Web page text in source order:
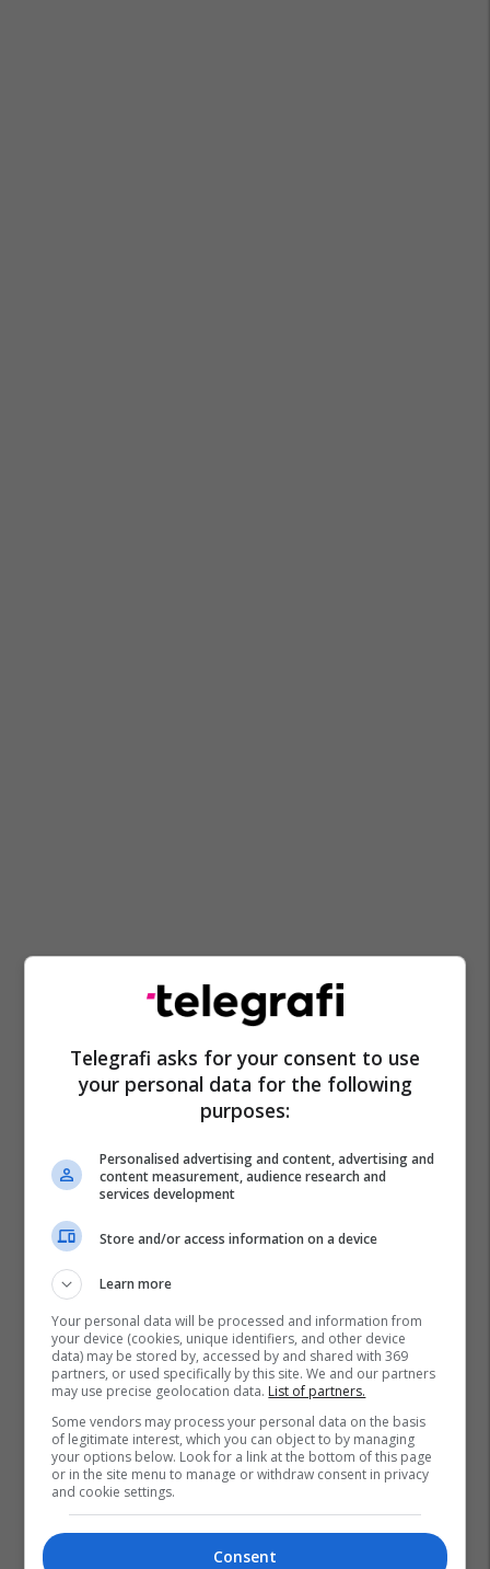
Glauk Konjufca
Telegrafi asks for your consent to use
your personal data for the following
purposes:
Personalised advertising and content, advertising and
content measurement, audience research and
services development
Store and/or access information on a device
Learn more
Your personal data will be processed and information from
your device (cookies, unique identifiers, and other device
data) may be stored by, accessed by and shared with 369
partners, or used specifically by this site. We and our partners
may use precise geolocation data. List of partners.
Some vendors may process your personal data on the basis
of legitimate interest, which you can object to by managing
your options below. Look for a link at the bottom of this page
or in the site menu to manage or withdraw consent in privacy
and cookie settings.
Consent